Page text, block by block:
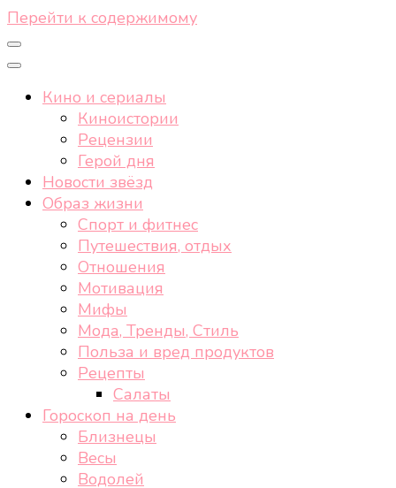
Перейти к содержимому
Кино и сериалы
Киноистории
Рецензии
Герой дня
Новости звёзд
Образ жизни
Спорт и фитнес
Путешествия, отдых
Отношения
Мотивация
Мифы
Мода, Тренды, Стиль
Польза и вред продуктов
Рецепты
Салаты
Гороскоп на день
Близнецы
Весы
Водолей